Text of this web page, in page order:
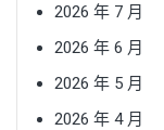
2026 年 7 月
2026 年 6 月
2026 年 5 月
2026 年 4 月